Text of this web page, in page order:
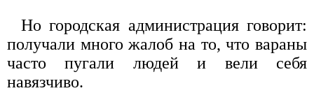
Но городская администрация говорит:
получали много жалоб на то, что вараны
часто пугали людей и вели себя
навязчиво.